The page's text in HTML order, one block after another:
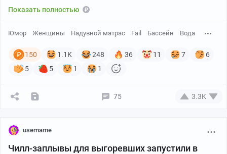
Показать полностью
Юмор Женщины Надувной матрас Fail Бассейн Вода
150 1.1K 248 36 11 7
6
5
5 1 1
75 3.3K
usemame
Чилл-заплывы для выгоревших запустили в